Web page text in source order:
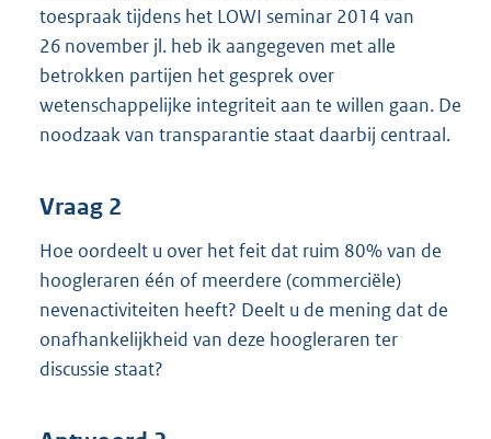
toespraak tijdens het LOWI seminar 2014 van
26 november jl. heb ik aangegeven met alle
betrokken partijen het gesprek over
wetenschappelijke integriteit aan te willen gaan. De
noodzaak van transparantie staat daarbij centraal.
Vraag 2
Hoe oordeelt u over het feit dat ruim 80% van de
hoogleraren één of meerdere (commerciële)
nevenactiviteiten heeft? Deelt u de mening dat de
onafhankelijkheid van deze hoogleraren ter
discussie staat?